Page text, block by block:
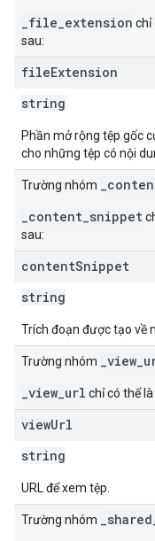
_file_extension chỉ
sau:
fileExtension
string
Phần mở rộng tệp gốc
cho những tệp có nội
Trường nhóm
_content_snippet
sau:
contentSnippet
string
Trích đoạn được tạo về
Trường nhóm
_view_url chỉ có thể
viewUrl
string
URL để xem tệp.
Trường nhóm